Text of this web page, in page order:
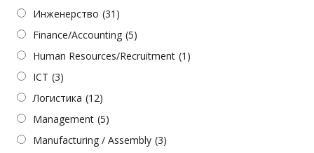
Инженерство (31)
Finance/Accounting (5)
Human Resources/Recruitment (1)
ICT (3)
Логистика (12)
Management (5)
Manufacturing / Assembly (3)